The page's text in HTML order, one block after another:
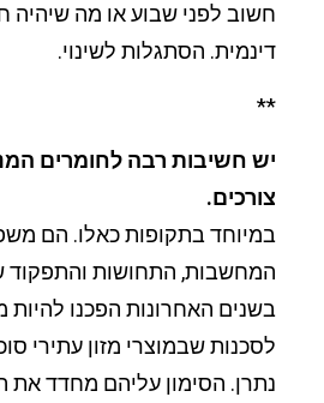
חשוב לפני שבוע או מה
דינמית. הסתגלות לשינוי.
**
יש חשיבות רבה לחומרים
צורכים.
במיוחד בתקופות כאלו. הם
המחשבות, התחושות והתפקוד
בשנים האחרונות הפכנו להיות
לסכנות שבמוצרי מזון עתירי
נתרן. הסימון עליהם מחדד את